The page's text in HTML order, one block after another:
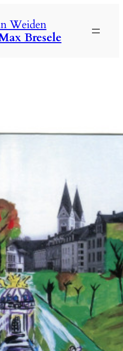
Weiden
Bresele